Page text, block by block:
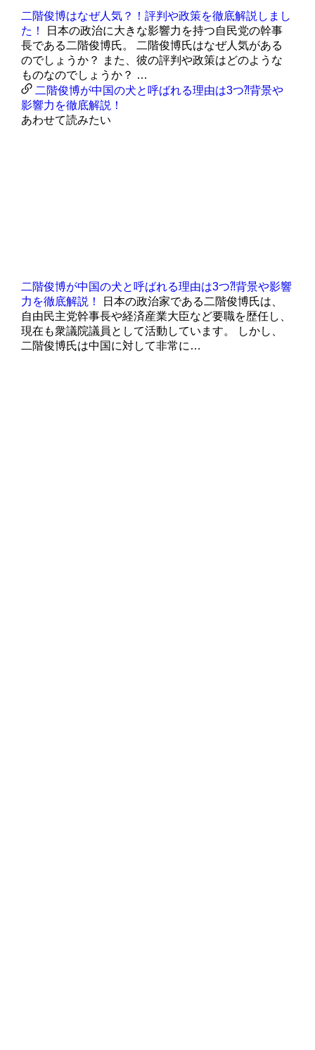
二階俊博はなぜ人気？！評判や政策を徹底解説しまし
た！
日本の政治に大きな影響力を持つ自民党の幹事
長である二階俊博氏。 二階俊博氏はなぜ人気がある
のでしょうか？ また、彼の評判や政策はどのような
ものなのでしょうか？ …
二階俊博が中国の犬と呼ばれる理由は3つ⁈背景や
影響力を徹底解説！
あわせて読みたい
二階俊博が中国の犬と呼ばれる理由は3つ⁈背景や影響
力を徹底解説！
日本の政治家である二階俊博氏は、
自由民主党幹事長や経済産業大臣など要職を歴任し、
現在も衆議院議員として活動しています。 しかし、
二階俊博氏は中国に対して非常に…